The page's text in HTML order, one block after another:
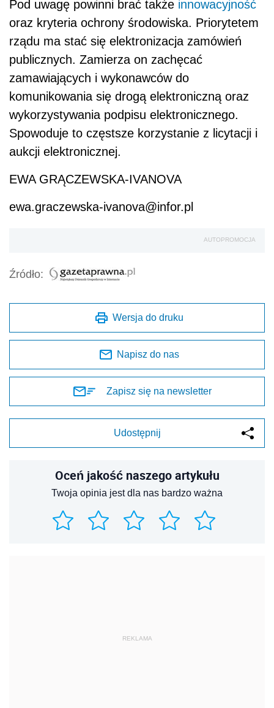
Pod uwagę powinni brać także innowacyjność
oraz kryteria ochrony środowiska. Priorytetem
rządu ma stać się elektronizacja zamówień
publicznych. Zamierza on zachęcać
zamawiających i wykonawców do
komunikowania się drogą elektroniczną oraz
wykorzystywania podpisu elektronicznego.
Spowoduje to częstsze korzystanie z licytacji i
aukcji elektronicznej.
EWA GRĄCZEWSKA-IVANOVA
ewa.graczewska-ivanova@infor.pl
AUTOPROMOCJA
Źródło:
Wersja do druku
Napisz do nas
Zapisz się na newsletter
Udostępnij
Oceń jakość naszego artykułu
Twoja opinia jest dla nas bardzo ważna
REKLAMA